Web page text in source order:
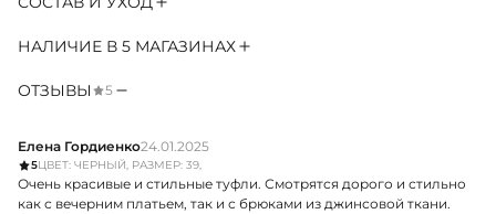
НАЛИЧИЕ В 5 МАГАЗИНАХ
ОТЗЫВЫ 5
Елена Гордиенко24.01.2025
5ЦВЕТ: ЧЕРНЫЙ, РАЗМЕР: 39,
Очень красивые и стильные туфли. Смотрятся дорого и стильно
как с вечерним платьем, так и с брюками из джинсовой ткани.